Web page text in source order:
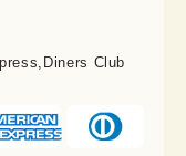
Club